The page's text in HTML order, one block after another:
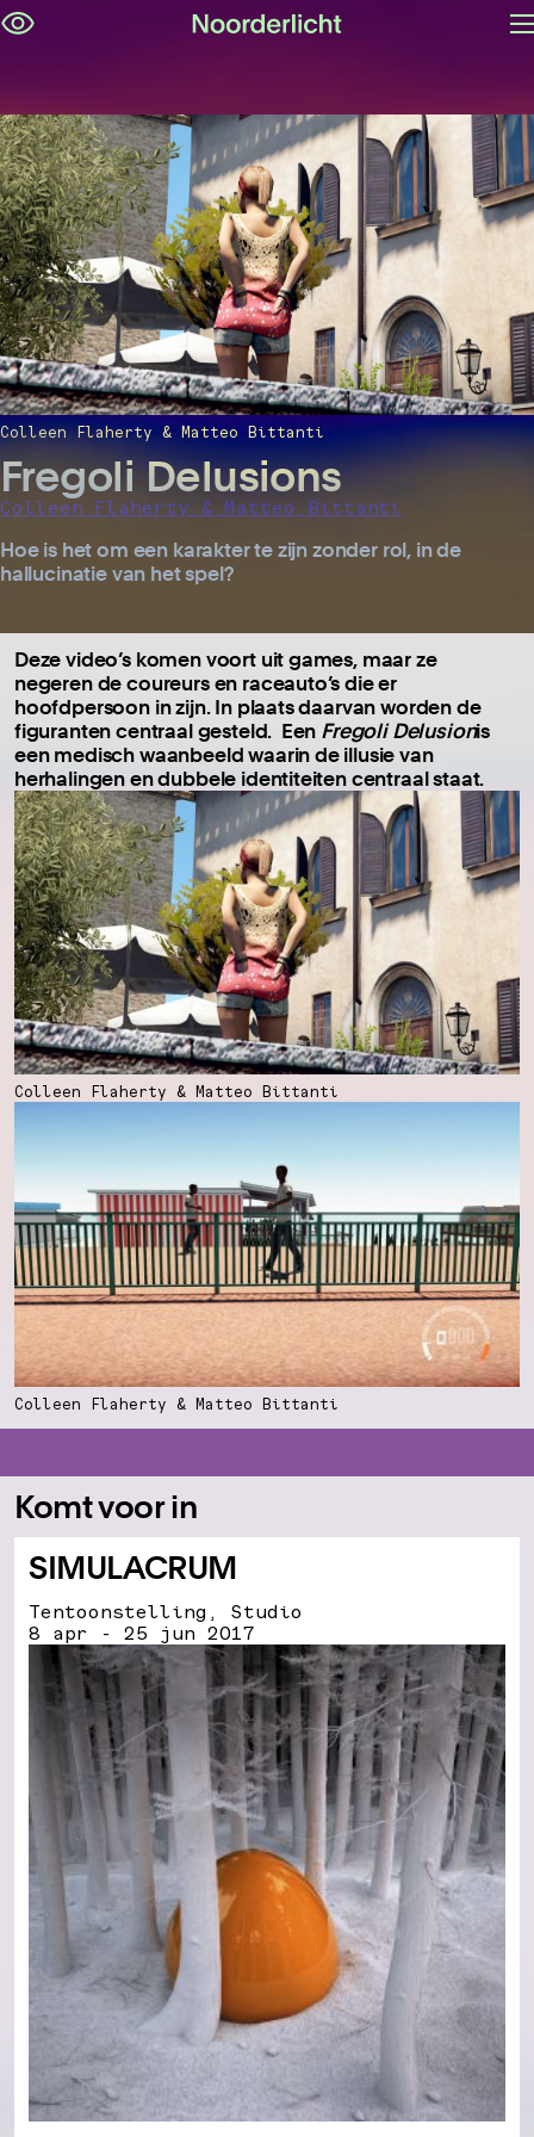
Fregoli Delusions
Colleen Flaherty & Matteo Bittanti
Hoe is het om een karakter te zijn zonder rol, in de
hallucinatie van het spel?
Colleen Flaherty & Matteo Bittanti
Deze video’s komen voort uit games, maar ze
negeren de coureurs en raceauto’s die er
hoofdpersoon in zijn. In plaats daarvan worden de
figuranten centraal gesteld. Een Fregoli Delusionis
een medisch waanbeeld waarin de illusie van
herhalingen en dubbele identiteiten centraal staat.
Colleen Flaherty & Matteo Bittanti
Colleen Flaherty & Matteo Bittanti
Komt voor in
SIMULACRUM
Tentoonstelling, Studio
8 apr - 25 jun 2017